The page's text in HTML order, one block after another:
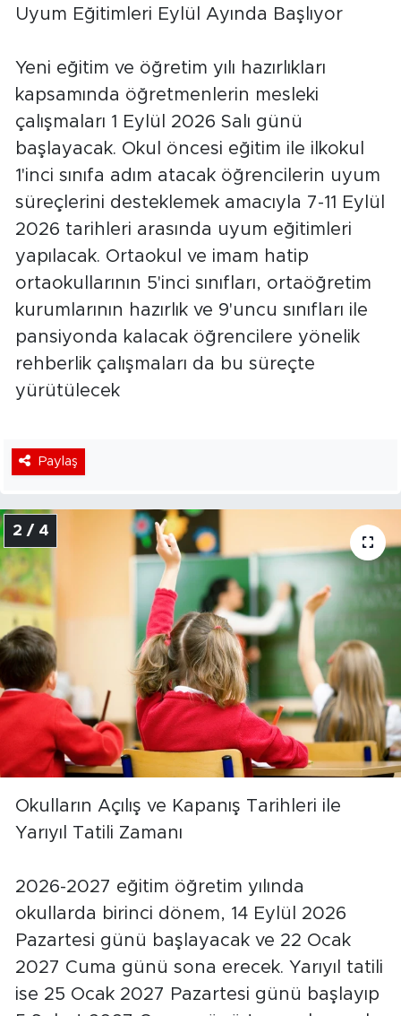
Uyum Eğitimleri Eylül Ayında Başlıyor
Yeni eğitim ve öğretim yılı hazırlıkları
kapsamında öğretmenlerin mesleki
çalışmaları 1 Eylül 2026 Salı günü
başlayacak. Okul öncesi eğitim ile ilkokul
1'inci sınıfa adım atacak öğrencilerin uyum
süreçlerini desteklemek amacıyla 7-11 Eylül
2026 tarihleri arasında uyum eğitimleri
yapılacak. Ortaokul ve imam hatip
ortaokullarının 5'inci sınıfları, ortaöğretim
kurumlarının hazırlık ve 9'uncu sınıfları ile
pansiyonda kalacak öğrencilere yönelik
rehberlik çalışmaları da bu süreçte
yürütülecek
Paylaş
2 / 4
Okulların Açılış ve Kapanış Tarihleri ile
Yarıyıl Tatili Zamanı
2026-2027 eğitim öğretim yılında
okullarda birinci dönem, 14 Eylül 2026
Pazartesi günü başlayacak ve 22 Ocak
2027 Cuma günü sona erecek. Yarıyıl tatili
ise 25 Ocak 2027 Pazartesi günü başlayıp